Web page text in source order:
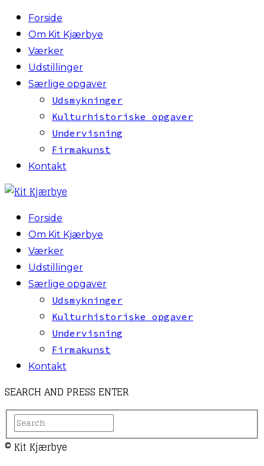
Forside
Om Kit Kjærbye
Værker
Udstillinger
Særlige opgaver
Udsmykninger
Kulturhistoriske opgaver
Undervisning
Firmakunst
Kontakt
Forside
Om Kit Kjærbye
Værker
Udstillinger
Særlige opgaver
Udsmykninger
Kulturhistoriske opgaver
Undervisning
Firmakunst
Kontakt
SEARCH AND PRESS ENTER
© Kit Kjærbye